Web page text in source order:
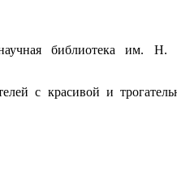
библиотека им.
с красивой и